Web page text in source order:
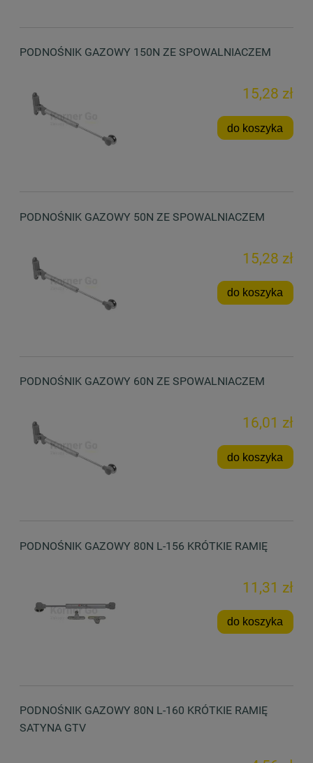
PODNOŚNIK GAZOWY 150N ZE SPOWALNIACZEM
15,28 zł
do koszyka
PODNOŚNIK GAZOWY 50N ZE SPOWALNIACZEM
15,28 zł
do koszyka
PODNOŚNIK GAZOWY 60N ZE SPOWALNIACZEM
16,01 zł
do koszyka
PODNOŚNIK GAZOWY 80N L-156 KRÓTKIE RAMIĘ
11,31 zł
do koszyka
PODNOŚNIK GAZOWY 80N L-160 KRÓTKIE RAMIĘ
SATYNA GTV